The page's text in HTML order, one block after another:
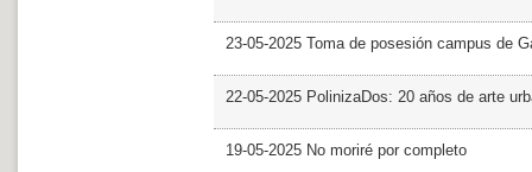
23-05-2025 Toma de posesión campus de
22-05-2025 PolinizaDos: 20 años de arte
19-05-2025 No moriré por completo